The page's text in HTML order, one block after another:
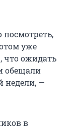
уже
что ожидать
обещали
недели, —
в